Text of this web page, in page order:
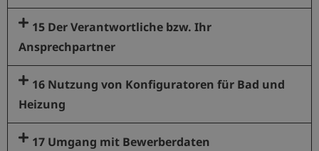
15 Der Verantwortliche bzw. Ihr
Ansprechpartner
16 Nutzung von Konfiguratoren für Bad und
Heizung
17 Umgang mit Bewerberdaten